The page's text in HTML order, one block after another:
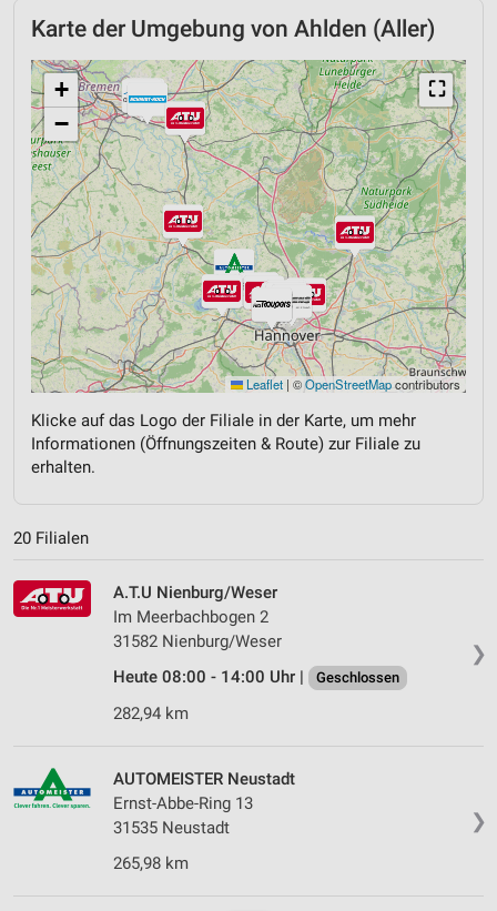
Karte der Umgebung von Ahlden (Aller)
⛶
+
−
Leaflet | ©OpenStreetMapcontributors
Klicke auf das Logo der Filiale in der Karte, um mehr
Informationen (Öffnungszeiten & Route) zur Filiale zu
erhalten.
20 Filialen
❯
A.T.U Nienburg/Weser
Im Meerbachbogen 2
31582 Nienburg/Weser
Heute 08:00 - 14:00 Uhr |
Geschlossen
282,94 km
❯
AUTOMEISTER Neustadt
Ernst-Abbe-Ring 13
31535 Neustadt
265,98 km